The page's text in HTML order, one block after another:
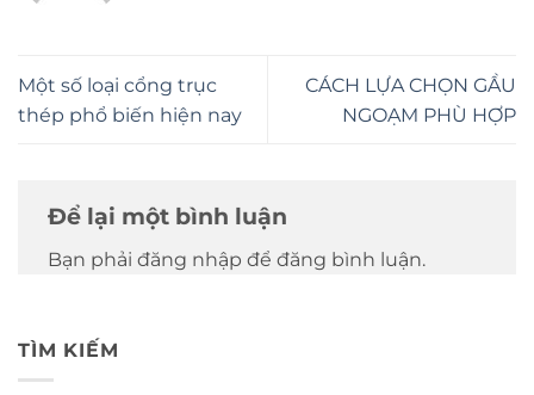
Một số loại cổng trục
thép phổ biến hiện nay
CÁCH LỰA CHỌN GẦU
NGOẠM PHÙ HỢP
Để lại một bình luận
Bạn phải đăng nhập để đăng bình luận.
TÌM KIẾM